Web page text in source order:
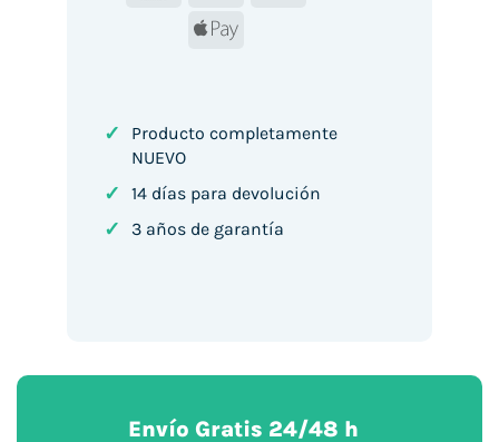
Apple
✓
Producto completamente
NUEVO
✓ 14 días para devolución
✓ 3 años de garantía
Envío Gratis 24/48 h